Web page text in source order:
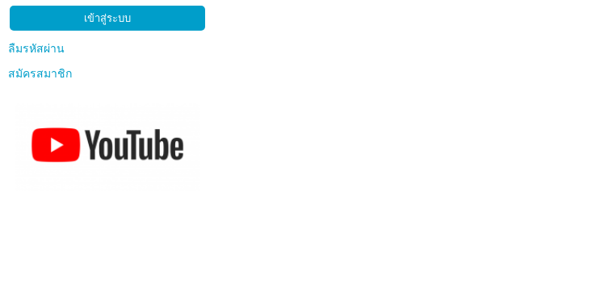
ลืมรหัสผ่าน
สมัครสมาชิก